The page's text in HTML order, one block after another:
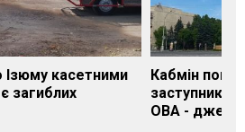
Ізюму касетними
загиблих
Кабмін
заступника
ОВА -